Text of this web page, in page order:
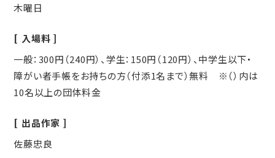
木曜日
入場料
一般：300円（240円）、学生：150円（120円）、中学生以下・
障がい者手帳をお持ちの方（付添1名まで）無料 ※（）内は
10名以上の団体料金
出品作家
佐藤忠良